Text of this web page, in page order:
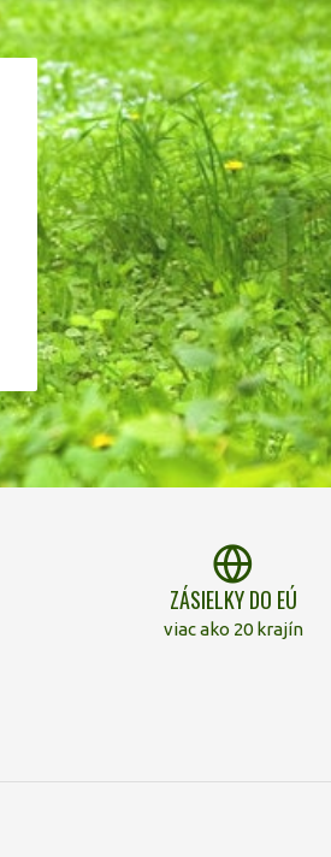
ZÁSIELKY DO EÚ
viac ako 20 krajín